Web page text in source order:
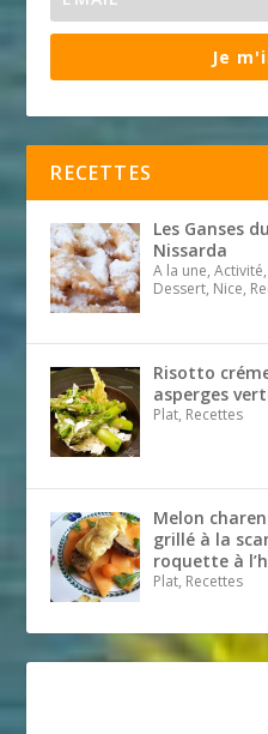
Je
RECETTES
Les Ganses
Nissarda
A la une,
Dessert, Nice,
Risotto
asperges
Plat, Recettes
Melon
grillé à la
roquette à
Plat, Recettes